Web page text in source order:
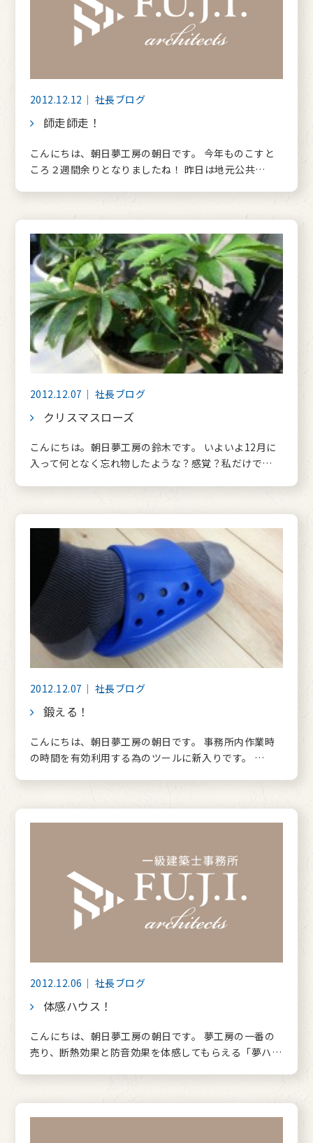
2012.12.12｜ 社長ブログ
師走師走！
こんにちは、朝日夢工房の朝日です。 今年ものこすと
ころ２週間余りとなりましたね！ 昨日は地元公共…
2012.12.07｜ 社長ブログ
クリスマスローズ
こんにちは。朝日夢工房の鈴木です。 いよいよ12月に
入って何となく忘れ物したような？感覚？私だけで…
2012.12.07｜ 社長ブログ
鍛える！
こんにちは、朝日夢工房の朝日です。 事務所内作業時
の時間を有効利用する為のツールに新入りです。 …
2012.12.06｜ 社長ブログ
体感ハウス！
こんにちは、朝日夢工房の朝日です。 夢工房の一番の
売り、断熱効果と防音効果を体感してもらえる「夢ハ…